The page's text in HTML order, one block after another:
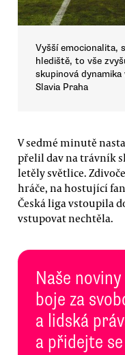
Vyšší emocionalita,
hlediště, to vše
skupinová
Slavia Praha
V sedmé minutě
přelil dav na trávník
letěly světlice.
hráče, na hostující
Česká liga vstoupila
vstupovat nechtěla.
Naše
boje za
a lidská
a přidejte